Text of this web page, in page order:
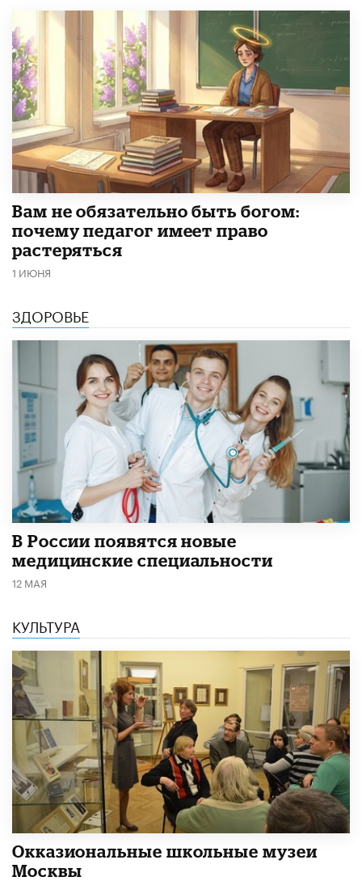
​Вам не обязательно быть богом:
почему педагог имеет право
растеряться
1 ИЮНЯ
ЗДОРОВЬЕ
В России появятся новые
медицинские специальности
12 МАЯ
КУЛЬТУРА
​Окказиональные школьные музеи
Москвы